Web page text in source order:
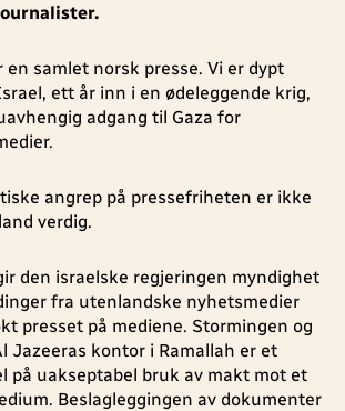
en samlet norsk presse. Vi er dypt
ett år inn i en ødeleggende krig,
adgang til Gaza for
angrep på pressefriheten er ikke
verdig.
den israelske regjeringen myndighet
fra utenlandske nyhetsmedier
presset på mediene. Stormingen og
Jazeeras kontor i Ramallah er et
på uakseptabel bruk av makt mot et
Beslagleggingen av dokumenter